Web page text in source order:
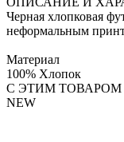
Черная хлопковая
неформальным
Материал
100% Хлопок
С ЭТИМ
NEW